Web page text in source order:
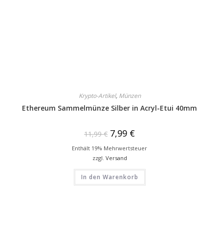
Krypto-Artikel, Münzen
Ethereum Sammelmünze Silber in Acryl-Etui 40mm
11,99€ 7,99 €
Enthält 19% Mehrwertsteuer
zzgl. Versand
In den Warenkorb